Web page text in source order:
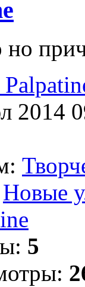
но
2014
Новые
5